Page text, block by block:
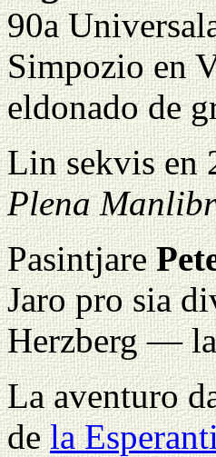
90a
Simpozio en
eldonado de
Lin sekvis en
Plena
Pasintjare
Jaro pro sia
Herzberg —
La aventuro
dela